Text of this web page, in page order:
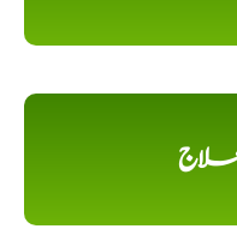
علاج